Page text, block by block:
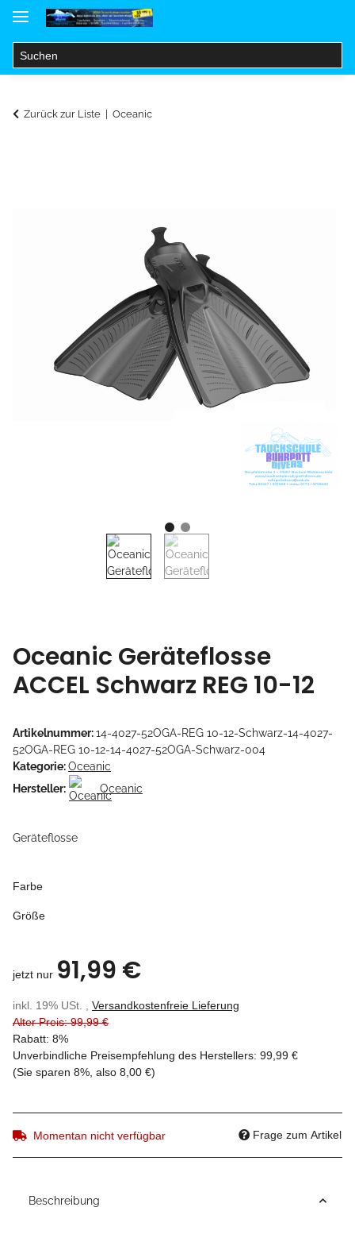
Zurück zur Liste Oceanic
Oceanic Geräteflosse
ACCEL Schwarz REG 10-12
Artikelnummer:14-4027-52OGA-REG 10-12-Schwarz-14-4027-
52OGA-REG 10-12-14-4027-52OGA-Schwarz-004
Kategorie:Oceanic
Hersteller:
Oceanic
Geräteflosse
Farbe
Größe
jetzt nur 91,99 €
inkl. 19% USt. , Versandkostenfreie Lieferung
Alter Preis: 99,99 €
Rabatt: 8%
Unverbindliche Preisempfehlung des Herstellers: 99,99 €
(Sie sparen 8% , also 8,00 €)
Momentan nicht verfügbar Frage zum Artikel
Beschreibung